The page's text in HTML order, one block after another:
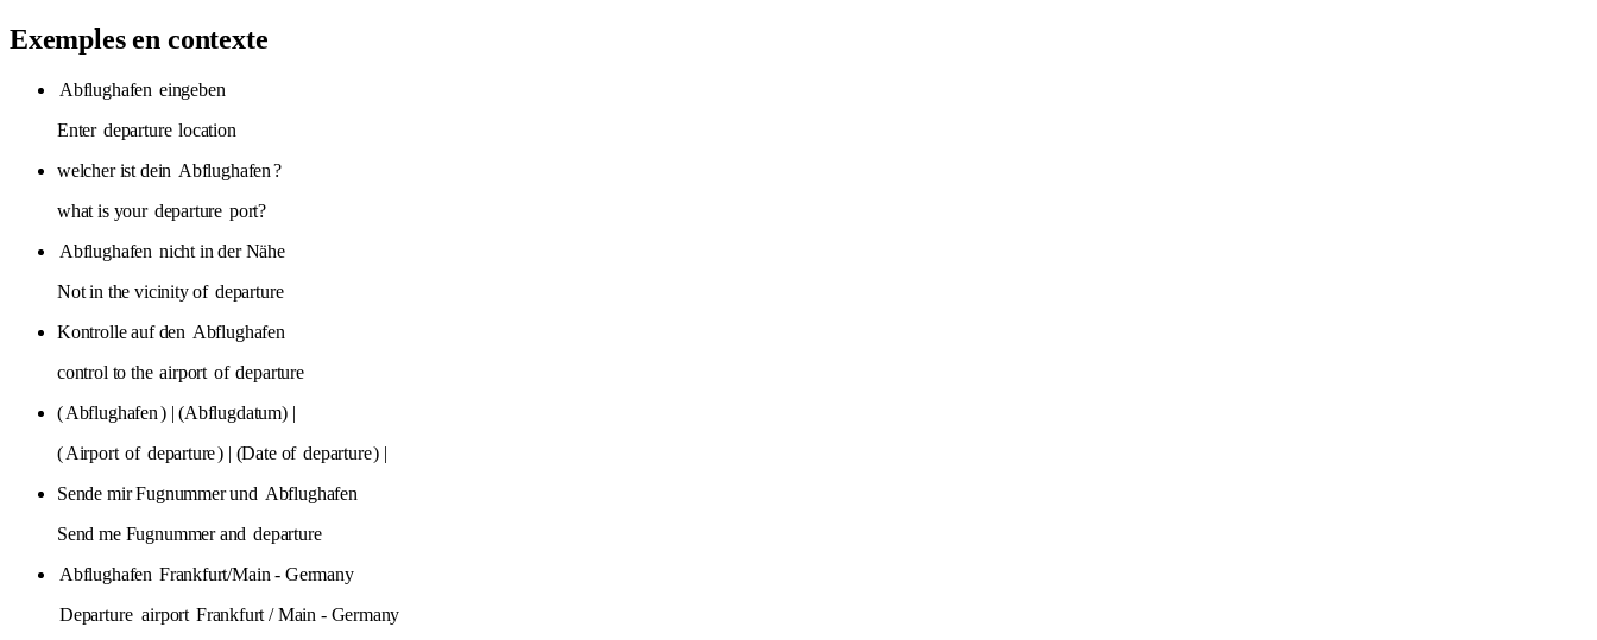
Exemples en contexte
Abflughafen eingeben
Enter departure location
welcher ist dein Abflughafen?
what is your departure port?
Abflughafen nicht in der Nähe
Not in the vicinity of departure
Kontrolle auf den Abflughafen
control to the airport of departure
(Abflughafen) | (Abflugdatum) |
(Airport of departure) | (Date of departure) |
Sende mir Fugnummer und Abflughafen
Send me Fugnummer and departure
Abflughafen Frankfurt/Main - Germany
Departure airport Frankfurt / Main - Germany